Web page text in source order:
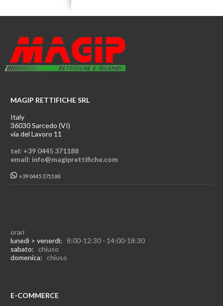
MAGIP RETTIFICHE SRL
Italy
36030 Sarcedo (VI)
via del Lavoro 11
tel: +39 0445 371188
email: info@magiprettifiche.com
+39 0445 371188
orari
lunedì > venerdì: 8:00-12:30 - 14:00-18:30
sabato: chiuso
domenica: chiuso
E-COMMERCE